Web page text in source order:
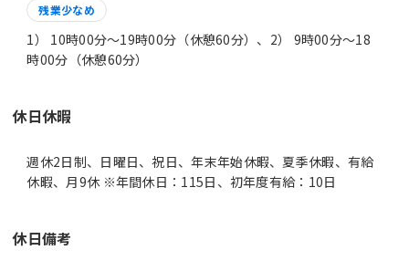
残業少なめ
1） 10時00分〜19時00分（休憩60分）、2） 9時00分〜18
時00分（休憩60分）
休日休暇
週休2日制、日曜日、祝日、年末年始休暇、夏季休暇、有給
休暇、月9休 ※年間休日：115日、初年度有給：10日
休日備考